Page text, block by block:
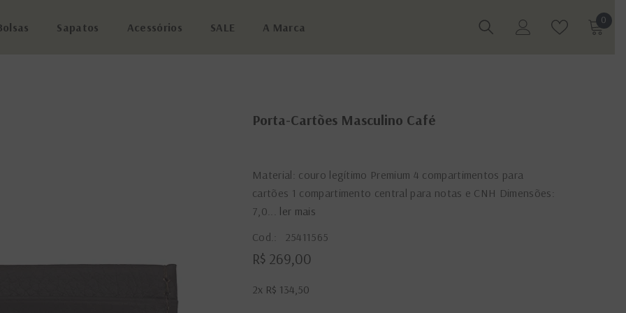
Sapatos Acessórios SALE A Marca
0 0
Porta-Cartões Masculino Café
Material: couro legítimo Premium 4 compartimentos para
cartões 1 compartimento central para notas e CNH Dimensões:
7,0... ler mais
Cod.:
25411565
R$ 269,00
2x R$ 134,50